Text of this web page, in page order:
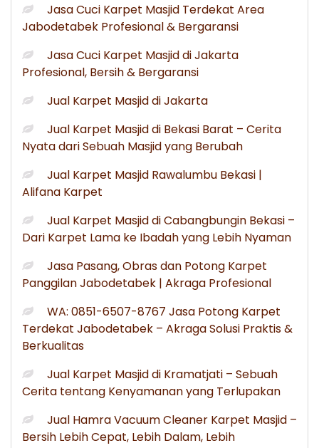
Jasa Cuci Karpet Masjid Terdekat Area
Jabodetabek Profesional & Bergaransi
Jasa Cuci Karpet Masjid di Jakarta
Profesional, Bersih & Bergaransi
Jual Karpet Masjid di Jakarta
Jual Karpet Masjid di Bekasi Barat – Cerita
Nyata dari Sebuah Masjid yang Berubah
Jual Karpet Masjid Rawalumbu Bekasi |
Alifana Karpet
Jual Karpet Masjid di Cabangbungin Bekasi –
Dari Karpet Lama ke Ibadah yang Lebih Nyaman
Jasa Pasang, Obras dan Potong Karpet
Panggilan Jabodetabek | Akraga Profesional
WA: 0851-6507-8767 Jasa Potong Karpet
Terdekat Jabodetabek – Akraga Solusi Praktis &
Berkualitas
Jual Karpet Masjid di Kramatjati – Sebuah
Cerita tentang Kenyamanan yang Terlupakan
Jual Hamra Vacuum Cleaner Karpet Masjid –
Bersih Lebih Cepat, Lebih Dalam, Lebih